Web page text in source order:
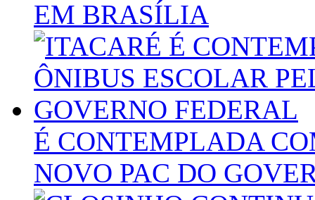
EM BRASÍLIA
É CONTEMPLADA
NOVO PAC DO